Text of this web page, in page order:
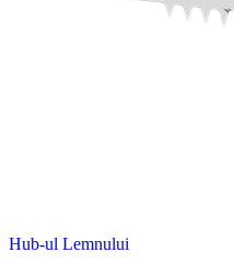
Hub-ul Lemnului